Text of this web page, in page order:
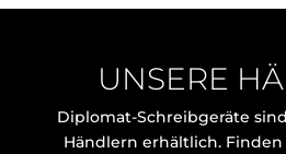
UNSERE
Diplomat-Schreibgeräte
Händlern erhältlich.